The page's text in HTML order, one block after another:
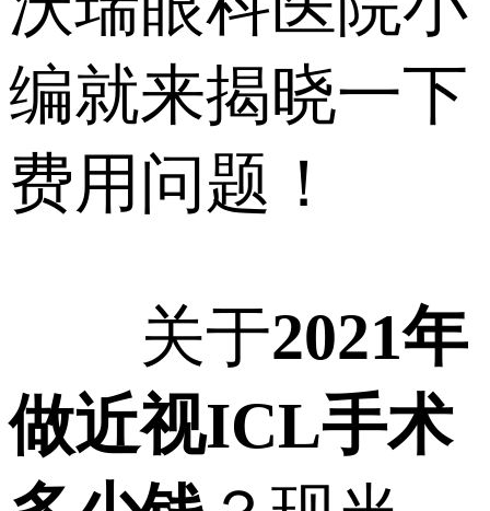
编就来揭晓一下
费用问题！
关于2021年
做近视ICL手术